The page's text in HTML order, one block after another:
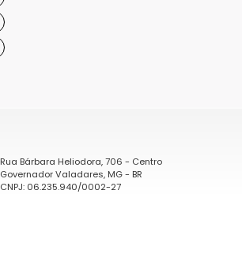
Rua Bárbara Heliodora, 706 - Centro
Governador Valadares, MG - BR
CNPJ: 06.235.940/0002-27